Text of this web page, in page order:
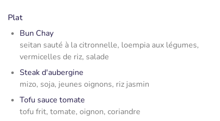
Plat
Bun Chay
seitan sauté à la citronnelle, loempia aux légumes,
vermicelles de riz, salade
Steak d'aubergine
mizo, soja, jeunes oignons, riz jasmin
Tofu sauce tomate
tofu frit, tomate, oignon, coriandre